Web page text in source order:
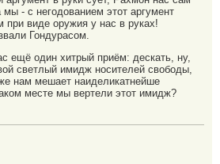
- с негодованием этот аргумент
виде оружия у нас в руках!
Гондурасом.
ещё один хитрый приём: дескать, ну,
светлый имидж носителей свободы,
нам мешает наиделикатнейше
месте мы вертели этот имидж?